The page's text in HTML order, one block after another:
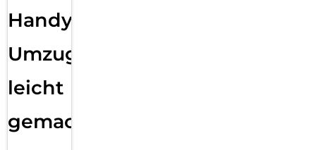
Handy
Umzug
leicht
gemacht!